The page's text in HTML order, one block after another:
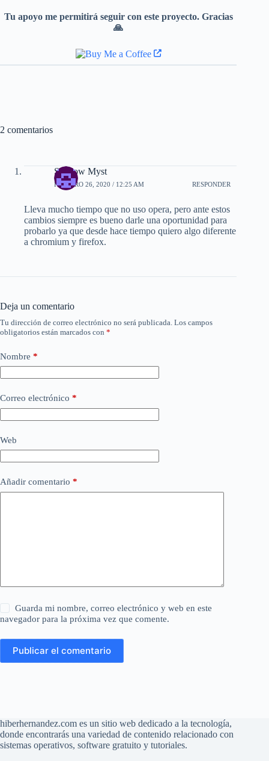
Tu apoyo me permitirá seguir con este proyecto. Gracias
🙏
2 comentarios
Shadow Myst
FEBRERO 26, 2020 / 12:25 AM RESPONDER
Lleva mucho tiempo que no uso opera, pero ante estos
cambios siempre es bueno darle una oportunidad para
probarlo ya que desde hace tiempo quiero algo diferente
a chromium y firefox.
Deja un comentario
Tu dirección de correo electrónico no será publicada. Los campos
obligatorios están marcados con *
Nombre *
Correo electrónico *
Web
Añadir comentario *
Guarda mi nombre, correo electrónico y web en este
navegador para la próxima vez que comente.
Publicar el comentario
hiberhernandez.com es un sitio web dedicado a la tecnología,
donde encontrarás una variedad de contenido relacionado con
sistemas operativos, software gratuito y tutoriales.